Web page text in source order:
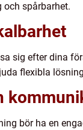
och spårbarhet.
sig efter dina
flexibla
bör ha en